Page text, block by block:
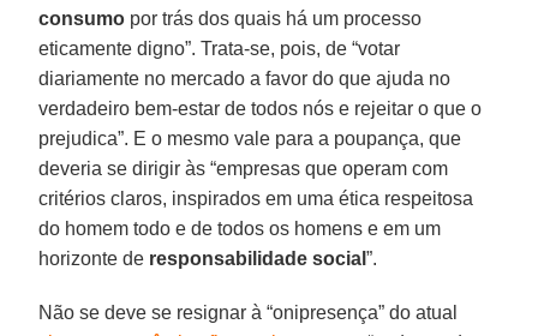
consumo por trás dos quais há um processo
eticamente digno”. Trata-se, pois, de “votar
diariamente no mercado a favor do que ajuda no
verdadeiro bem-estar de todos nós e rejeitar o que o
prejudica”. E o mesmo vale para a poupança, que
deveria se dirigir às “empresas que operam com
critérios claros, inspirados em uma ética respeitosa
do homem todo e de todos os homens e em um
horizonte de responsabilidade social”.
Não se deve se resignar à “onipresença” do atual